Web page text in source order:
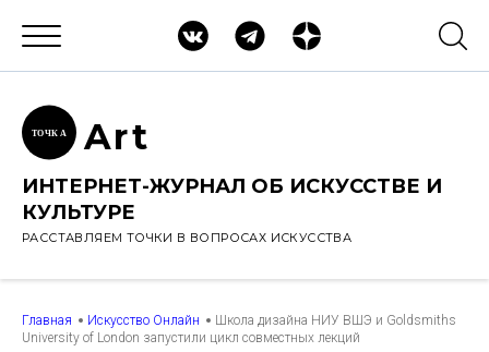
ТОЧК А Art
ИНТЕРНЕТ-ЖУРНАЛ ОБ ИСКУССТВЕ И
КУЛЬТУРЕ
РАССТАВЛЯЕМ ТОЧКИ В ВОПРОСАХ ИСКУССТВА
Главная Искусство Онлайн
Школа дизайна НИУ ВШЭ и Goldsmiths
University of London запустили цикл совместных лекций